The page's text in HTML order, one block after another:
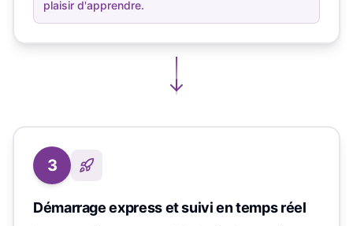
plaisir d'apprendre.
3
Démarrage express et suivi en temps réel